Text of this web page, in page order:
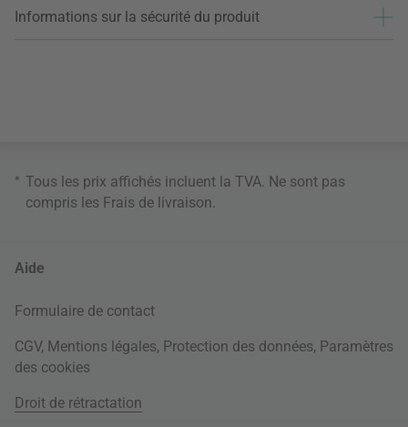
Informations sur la sécurité du produit
* Tous les prix affichés incluent la TVA. Ne sont pas
compris les Frais de livraison
Aide
Formulaire de contact
CGV, Mentions légales, Protection des données, Paramètres
des cookies
Droit de rétractation